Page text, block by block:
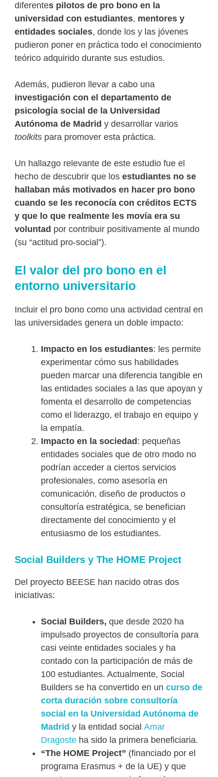
diferentes pilotos de pro bono en la
universidad con estudiantes, mentores y
entidades sociales, donde los y las jóvenes
pudieron poner en práctica todo el conocimiento
teórico adquirido durante sus estudios.
Además, pudieron llevar a cabo una
investigación con el departamento de
psicología social de la Universidad
Autónoma de Madrid y desarrollar varios
toolkits para promover esta práctica.
Un hallazgo relevante de este estudio fue el
hecho de descubrir que los estudiantes no se
hallaban más motivados en hacer pro bono
cuando se les reconocía con créditos ECTS
y que lo que realmente les movía era su
voluntad por contribuir positivamente al mundo
(su “actitud pro-social”).
El valor del pro bono en el
entorno universitario
Incluir el pro bono como una actividad central en
las universidades genera un doble impacto:
Impacto en los estudiantes: les permite
experimentar cómo sus habilidades
pueden marcar una diferencia tangible en
las entidades sociales a las que apoyan y
fomenta el desarrollo de competencias
como el liderazgo, el trabajo en equipo y
la empatía.
Impacto en la sociedad : pequeñas
entidades sociales que de otro modo no
podrían acceder a ciertos servicios
profesionales, como asesoría en
comunicación, diseño de productos o
consultoría estratégica, se benefician
directamente del conocimiento y el
entusiasmo de los estudiantes.
Social Builders y The HOME Project
Del proyecto BEESE han nacido otras dos
iniciativas:
Social Builders, que desde 2020 ha
impulsado proyectos de consultoría para
casi veinte entidades sociales y ha
contado con la participación de más de
100 estudiantes. Actualmente, Social
Builders se ha convertido en un curso de
corta duración sobre consultoría
social en la Universidad Autónoma de
Madrid y la entidad social Amar
Dragoste ha sido la primera beneficiaria.
“The HOME Project” (financiado por el
programa Erasmus + de la UE) y que